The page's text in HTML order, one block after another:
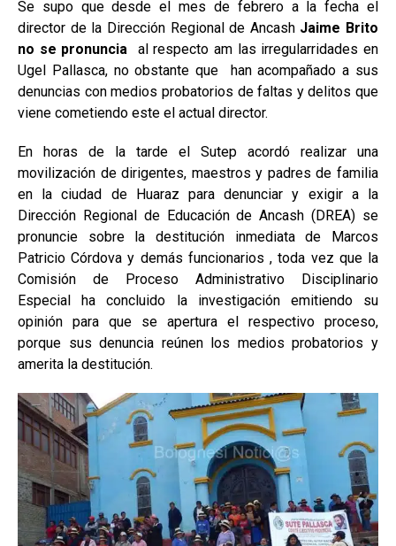
Se supo que desde el mes de febrero a la fecha el
director de la Dirección Regional de Ancash Jaime Brito
no se pronuncia al respecto am las irregularridades en
Ugel Pallasca, no obstante que han acompañado a sus
denuncias con medios probatorios de faltas y delitos que
viene cometiendo este el actual director.
En horas de la tarde el Sutep acordó realizar una
movilización de dirigentes, maestros y padres de familia
en la ciudad de Huaraz para denunciar y exigir a la
Dirección Regional de Educación de Ancash (DREA) se
pronuncie sobre la destitución inmediata de Marcos
Patricio Córdova y demás funcionarios , toda vez que la
Comisión de Proceso Administrativo Disciplinario
Especial ha concluido la investigación emitiendo su
opinión para que se apertura el respectivo proceso,
porque sus denuncia reúnen los medios probatorios y
amerita la destitución.